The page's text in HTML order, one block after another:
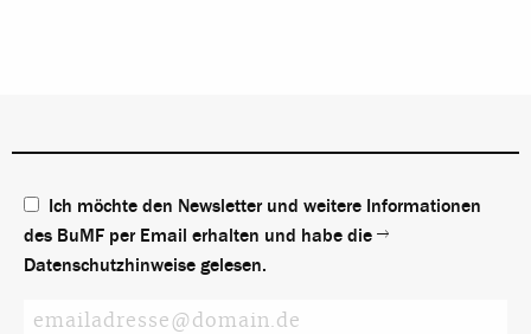
Ich möchte den Newsletter und weitere Informationen
des BuMF per Email erhalten und habe die
Datenschutzhinweise gelesen.